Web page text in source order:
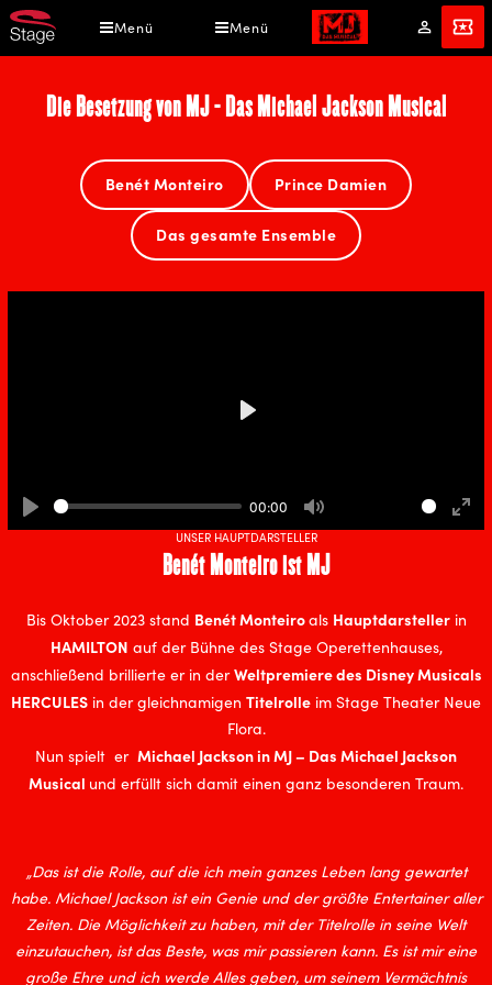
Direkt
zum
Menü Menü
Mein
Konto
Tickets
Die Besetzung von MJ - Das Michael Jackson Musical
Benét Monteiro Prince Damien
Das gesamte Ensemble
UNSER HAUPTDARSTELLER
Benét Monteiro ist MJ
Bis Oktober 2023 stand Benét Monteiroals Hauptdarstellerin
HAMILTON auf der Bühne des Stage Operettenhauses,
anschließend brillierte er in derWeltpremiere des Disney Musicals
HERCULES in der gleichnamigen Titelrolle im Stage Theater Neue
Flora.
Nun spielt er Michael Jackson in MJ – Das Michael Jackson
Musical und erfüllt sich damit einen ganz besonderen Traum.
Play
00:00
Mute
„Das ist die Rolle, auf die ich mein ganzes Leben lang gewartet
habe. Michael Jackson ist ein Genie und der größte Entertainer aller
Zeiten. Die Möglichkeit zu haben, mit der Titelrolle in seine Welt
einzutauchen, ist das Beste, was mir passieren kann. Es ist mir eine
große Ehre und ich werde Alles geben, um seinem Vermächtnis